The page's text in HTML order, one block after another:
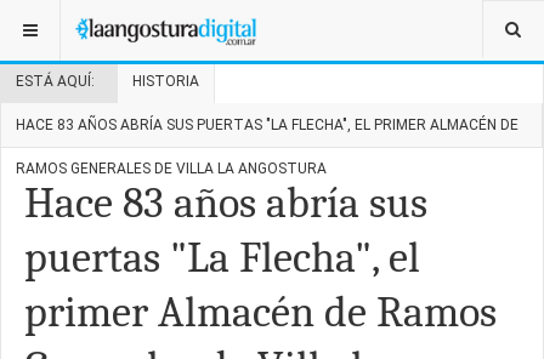
ESTÁ AQUÍ: HISTORIA
HACE 83 AÑOS ABRÍA SUS PUERTAS "LA FLECHA", EL PRIMER ALMACÉN DE
RAMOS GENERALES DE VILLA LA ANGOSTURA
Hace 83 años abría sus
puertas "La Flecha", el
primer Almacén de Ramos